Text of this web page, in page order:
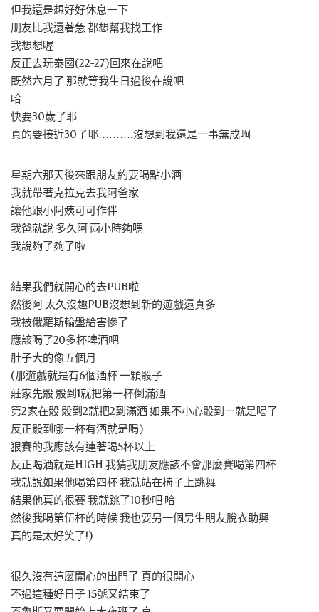
但我還是想好好休息一下
朋友比我還著急 都想幫我找工作
我想想喔
反正去玩泰國(22-27)回來在說吧
既然六月了 那就等我生日過後在說吧
哈
快要30歲了耶
真的要接近30了耶……….沒想到我還是一事無成啊
星期六那天後來跟朋友約要喝點小酒
我就帶著克拉克去我阿爸家
讓他跟小阿姨可可作伴
我爸就說 多久阿 兩小時夠嗎
我說夠了夠了啦
結果我們就開心的去PUB啦
然後阿 太久沒趣PUB沒想到新的遊戲還真多
我被俄羅斯輪盤給害慘了
應該喝了20多杯啤酒吧
肚子大的像五個月
(那遊戲就是有6個酒杯 一顆骰子
莊家先骰 骰到1就把第一杯倒滿酒
第2家在骰 骰到2就把2到滿酒 如果不小心骰到ㄧ就是喝了
反正骰到哪一杯有酒就是喝)
狠賽的我應該有連著喝5杯以上
反正喝酒就是HIGH 我猜我朋友應該不會那麼賽喝第四杯
我就說如果他喝第四杯 我就站在椅子上跳舞
結果他真的很賽 我就跳了10秒吧 哈
然後我喝第伍杯的時候 我也要另一個男生朋友脫衣助興
真的是太好笑了!)
很久沒有這麼開心的出門了 真的很開心
不過這種好日子 15號又結束了